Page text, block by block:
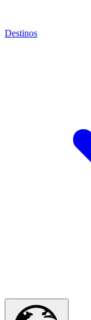
Destinos